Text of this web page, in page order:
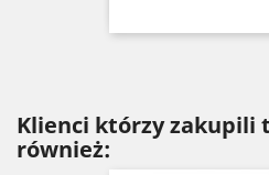
Klienci którzy
również: